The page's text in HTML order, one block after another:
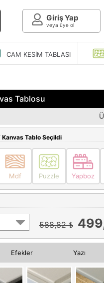
Giriş Yap
veya üye ol
CAM KESIM TABLASI
Tablosu
Kanvas Tablo Seçildi
Mdf Puzzle Yapboz
588,82 ₺
Efekler Yazı